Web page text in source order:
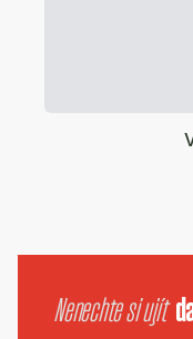
Nenechte si ujít